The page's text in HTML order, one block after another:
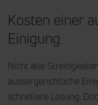
Kosten einer
Einigung
Nicht alle
aussergerichtliche
schnellere Lösung.